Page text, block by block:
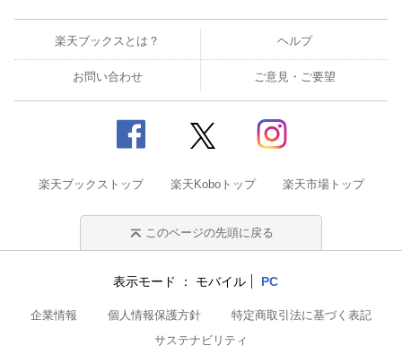
楽天ブックスとは？ ヘルプ
お問い合わせ ご意見・ご要望
楽天ブックストップ 楽天Koboトップ 楽天市場トップ
このページの先頭に戻る
表示モード モバイル PC
企業情報 個人情報保護方針
特定商取引法に基づく表記
サステナビリティ